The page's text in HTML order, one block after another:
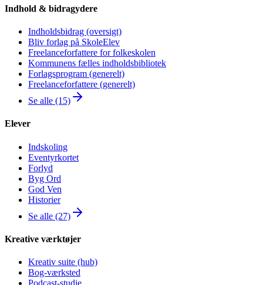
Indhold & bidragydere
Indholdsbidrag (oversigt)
Bliv forlag på SkoleElev
Freelanceforfattere for folkeskolen
Kommunens fælles indholdsbibliotek
Forlagsprogram (generelt)
Freelanceforfattere (generelt)
Se alle (15)
Elever
Indskoling
Eventyrkortet
Forlyd
Byg Ord
God Ven
Historier
Se alle (27)
Kreative værktøjer
Kreativ suite (hub)
Bog-værksted